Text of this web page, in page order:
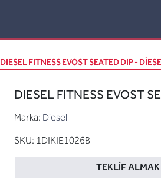
DIESEL FITNESS EVOST SEATED DIP -
DIESEL FITNESS EVOST
Marka: Diesel
SKU: 1DIKIE1026B
TEKLIF